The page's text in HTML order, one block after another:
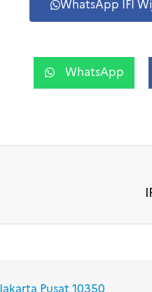
WhatsApp IFI
WhatsApp
Pusat 10350